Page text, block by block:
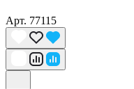
Арт. 77115